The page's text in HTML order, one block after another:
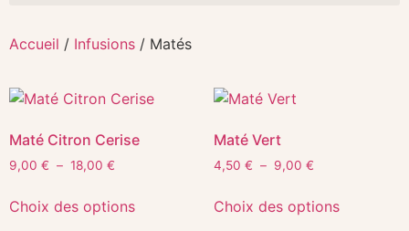
Accueil / Infusions / Matés
Maté Citron Cerise
9,00 € – 18,00 €
Choix des options
Maté Vert
4,50 € – 9,00 €
Choix des options